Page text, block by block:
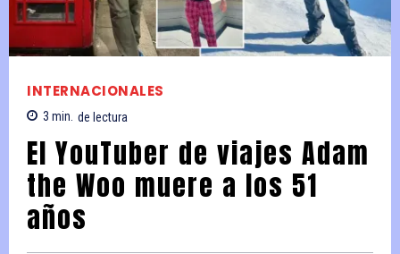
INTERNACIONALES
3 min. de lectura
El YouTuber de viajes Adam
the Woo muere a los 51
años